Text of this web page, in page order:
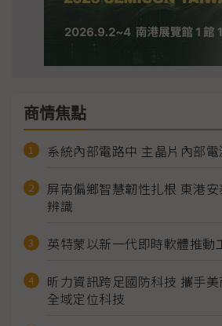
商情焦點
系統內部電路中 主晶片內部
屏南偏鄉智慧韌性扎根 東港
辨識
英特蒙以新一代即時軟體推動
昕力資訊跨足國防科技 攜手
全域定位科技